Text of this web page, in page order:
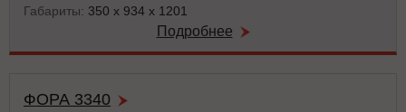
Габариты: 350 х 934 х 1201
Подробнее
ФОРА 3340